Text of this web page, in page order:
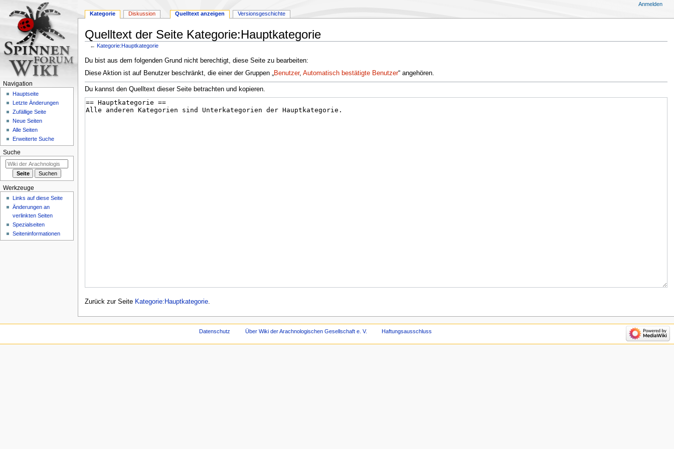
Quelltext der Seite Kategorie:Hauptkategorie
← Kategorie:Hauptkategorie
Zur
Navigation
Zur
Suche
Du bist aus dem folgenden Grund nicht berechtigt, diese Seite zu bearbeiten:
Diese Aktion ist auf Benutzer beschränkt, die einer der Gruppen „Benutzer, Automatisch bestätigte Benutzer“ angehören.
Du kannst den Quelltext dieser Seite betrachten und kopieren.
Zurück zur Seite Kategorie:Hauptkategorie.
Kategorie Diskussion Quelltext anzeigen Versionsgeschichte
Anmelden
Navigation
Hauptseite
Letzte Änderungen
Zufällige Seite
Neue Seiten
Alle Seiten
Erweiterte Suche
Suche
Werkzeuge
Links auf diese Seite
Änderungen an
verlinkten Seiten
Spezialseiten
Seiten­­informationen
Datenschutz Über Wiki der Arachnologischen Gesellschaft e. V. Haftungsausschluss